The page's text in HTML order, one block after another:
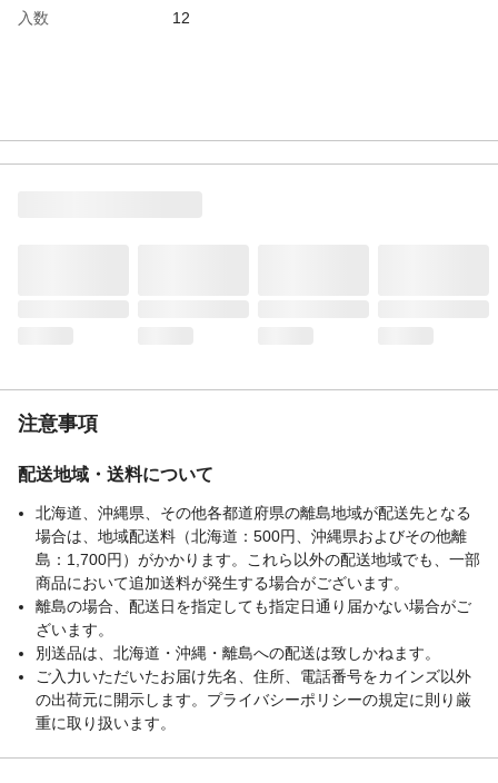
入数
12
注意事項
配送地域・送料について
北海道、沖縄県、その他各都道府県の離島地域が配送先となる
場合は、地域配送料（北海道：500円、沖縄県およびその他離
島：1,700円）がかかります。これら以外の配送地域でも、一部
商品において追加送料が発生する場合がございます。
離島の場合、配送日を指定しても指定日通り届かない場合がご
ざいます。
別送品は、北海道・沖縄・離島への配送は致しかねます。
ご入力いただいたお届け先名、住所、電話番号をカインズ以外
の出荷元に開示します。プライバシーポリシーの規定に則り厳
重に取り扱います。